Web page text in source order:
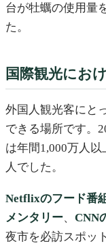
台が牡蠣の使用量
た。
国際観光にお
外国人観光客にと
できる場所です。
は年間1,000万人
人でした。
Netflixのフード番
メンタリー、 CNN
夜市を必訪スポッ